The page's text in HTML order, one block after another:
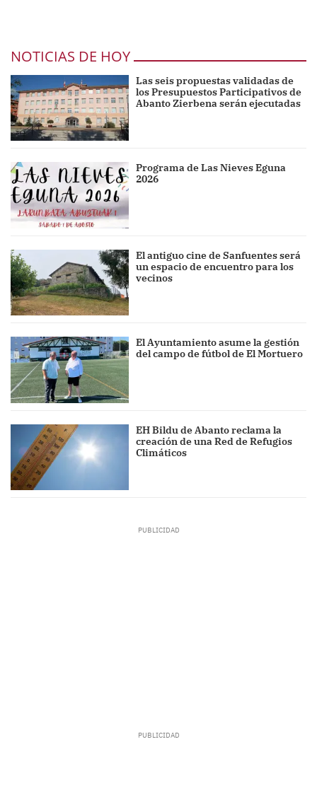
NOTICIAS DE HOY
Las seis propuestas validadas de
los Presupuestos Participativos de
Abanto Zierbena serán ejecutadas
Programa de Las Nieves Eguna
2026
El antiguo cine de Sanfuentes será
un espacio de encuentro para los
vecinos
El Ayuntamiento asume la gestión
del campo de fútbol de El Mortuero
EH Bildu de Abanto reclama la
creación de una Red de Refugios
Climáticos